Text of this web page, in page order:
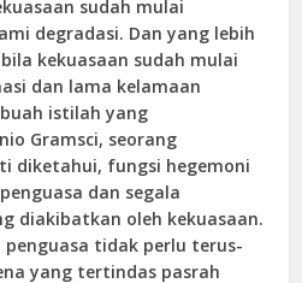
sudah mulai
degradasi. Dan yang lebih
kekuasaan sudah mulai
dan lama kelamaan
istilah yang
Gramsci, seorang
diketahui, fungsi hegemoni
dan segala
diakibatkan oleh kekuasaan.
tidak perlu terus-
yang tertindas pasrah